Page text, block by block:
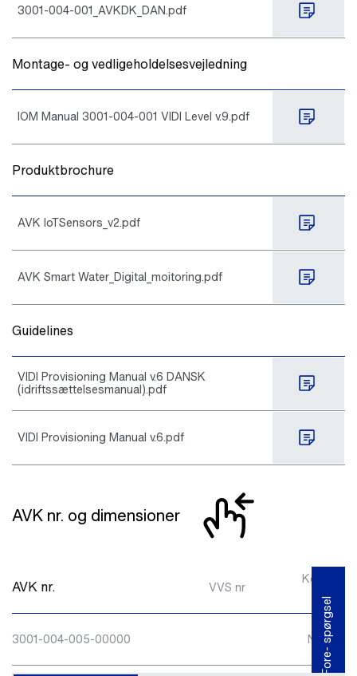
3001-004-001_AVKDK_DAN.pdf
Montage- og vedligeholdelsesvejledning
IOM Manual 3001-004-001 VIDI Level v.9.pdf
Produktbrochure
AVK IoTSensors_v2.pdf
AVK Smart Water_Digital_moitoring.pdf
Guidelines
VIDI Provisioning Manual v.6 DANSK
(idriftssættelsesmanual).pdf
VIDI Provisioning Manual v.6.pdf
AVK nr. og dimensioner
AVK nr. VVS nr
Kommuni-
kation
3001-004-005-00000 NB-IOT
Fore- spørgsel